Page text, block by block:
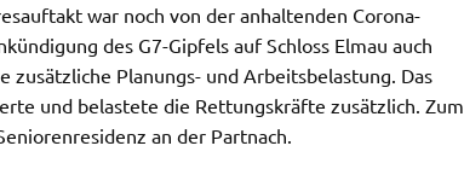
war noch von der anhaltenden Corona-
des G7-Gipfels auf Schloss Elmau auch
zusätzliche Planungs- und Arbeitsbelastung. Das
und belastete die Rettungskräfte zusätzlich. Zum
an der Partnach.